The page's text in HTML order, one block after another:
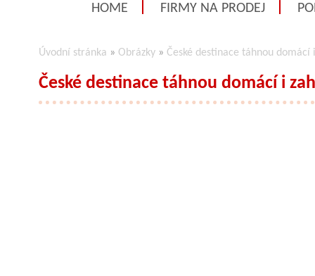
HOME FIRMY NA PRODEJ
Úvodní stránka » Obrázky » České destinace táhnou
České destinace táhnou domácí i